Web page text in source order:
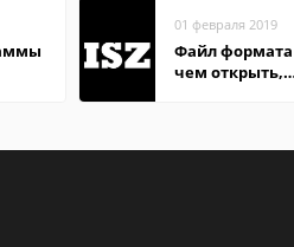
01 февраля 2019
Файл формата
чем открыть,